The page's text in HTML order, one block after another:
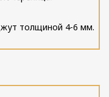
толщиной 4-6 мм.